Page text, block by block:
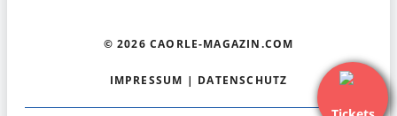
© 2026 CAORLE-MAGAZIN.COM
IMPRESSUM | DATENSCHUTZ